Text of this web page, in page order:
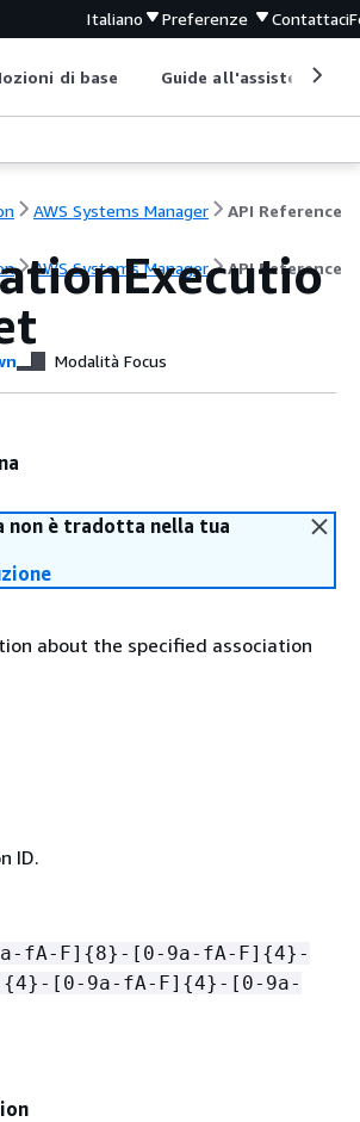
Italiano Preferenze Contattaci
di base Guide all'assistenza
AWS Systems Manager API Reference
AWS Systems Manager API Reference
Modalità Focus
non è tradotta nella tua
about the specified association
ID.
fA-F] {8}-[0-9a-fA-F] {4}-
{4}-[0-9a-fA-F] {4}-[0-9a-